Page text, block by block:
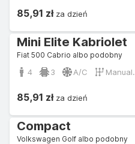
85,91 złza dzień
Mini Elite Kabriolet
Fiat 500 Cabrio albo podobny
4 3 A/C Manual.
85,91 złza dzień
Compact
Volkswagen Golf albo podobny